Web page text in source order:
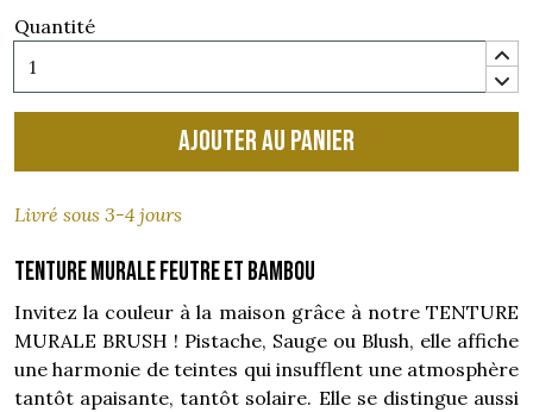
Quantité
Ajouter au panier
Livré sous 3-4 jours
Tenture murale feutre et bambou
Invitez la couleur à la maison grâce à notre TENTURE
MURALE BRUSH ! Pistache, Sauge ou Blush, elle affiche
une harmonie de teintes qui insufflent une atmosphère
tantôt apaisante, tantôt solaire. Elle se distingue aussi